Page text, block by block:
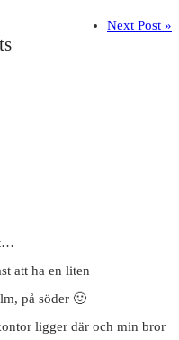
Next Post »
att ha en liten
på söder 🙂
ligger där och min bror